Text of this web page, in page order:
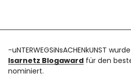
UNSER BUCH
-uNTERWEGSiNsACHENkUNST
Isarnetz Blogaward für den
nominiert.